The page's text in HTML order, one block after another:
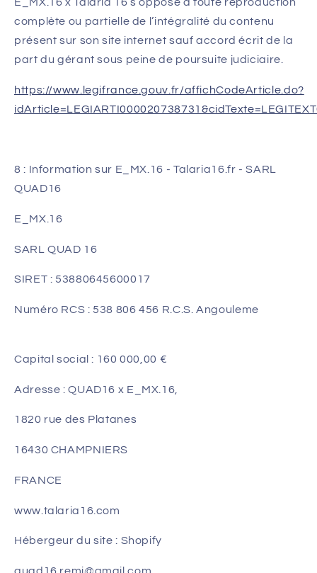
complète ou partielle de l’intégralité du contenu
présent sur son site internet sauf accord écrit de la
part du gérant sous peine de poursuite judiciaire.
https://www.legifrance.gouv.fr/affichCodeArticle.do?
8 : Information sur E_MX.16 - Talaria16.fr - SARL
QUAD16
E_MX.16
SARL QUAD 16
SIRET :53880645600017
Numéro RCS : 538 806 456 R.C.S. Angouleme
Capital social : 160 000,00 €
Adresse : QUAD16 x E_MX.16,
1820 rue des Platanes
16430 CHAMPNIERS
FRANCE
www.talaria16.com
Hébergeur du site : Shopify